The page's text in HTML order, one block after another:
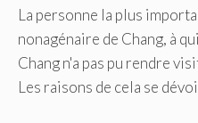
La personne la plus
nonagénaire de Chang, à
Chang n'a pas pu rendre
Les raisons de cela se